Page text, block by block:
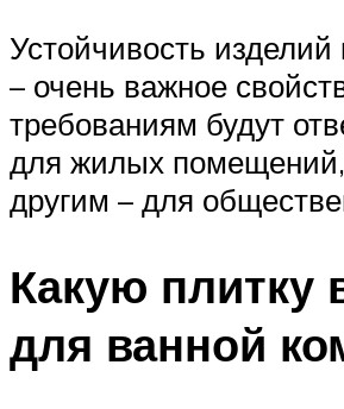
Устойчивость
– очень важное
требованиям будут
для жилых
другим – для
Какую плитку
для ванной